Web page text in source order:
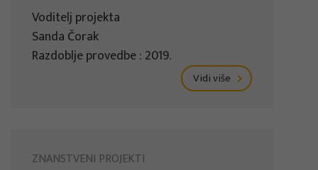
Voditelj projekta
Sanda Čorak
Razdoblje provedbe : 2019.
Vidi više
ZNANSTVENI PROJEKTI